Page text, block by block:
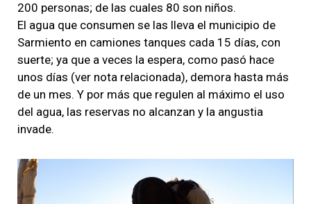
200 personas; de las cuales 80 son niños.
El agua que consumen se las lleva el municipio de
Sarmiento en camiones tanques cada 15 días, con
suerte; ya que a veces la espera, como pasó hace
unos días (ver nota relacionada), demora hasta más
de un mes. Y por más que regulen al máximo el uso
del agua, las reservas no alcanzan y la angustia
invade.